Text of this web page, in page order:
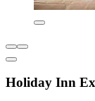
Holiday Inn